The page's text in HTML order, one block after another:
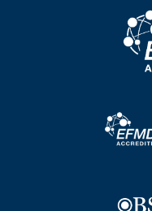
Image
Image
Image